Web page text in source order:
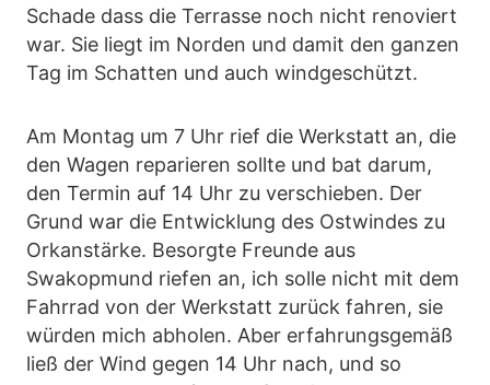
Schade dass die Terrasse noch nicht renoviert
war. Sie liegt im Norden und damit den ganzen
Tag im Schatten und auch windgeschützt.
Am Montag um 7 Uhr rief die Werkstatt an, die
den Wagen reparieren sollte und bat darum,
den Termin auf 14 Uhr zu verschieben. Der
Grund war die Entwicklung des Ostwindes zu
Orkanstärke. Besorgte Freunde aus
Swakopmund riefen an, ich solle nicht mit dem
Fahrrad von der Werkstatt zurück fahren, sie
würden mich abholen. Aber erfahrungsgemäß
ließ der Wind gegen 14 Uhr nach, und so